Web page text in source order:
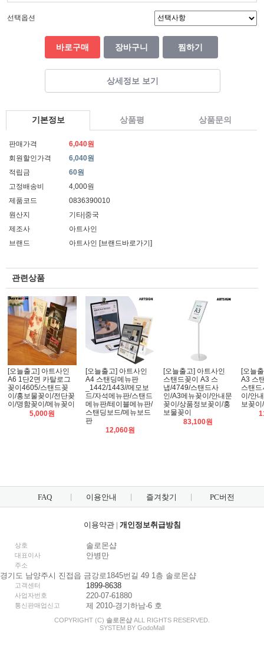
선택옵션
바로구매 장바구니 찜하기
상세정보 보기
기본정보 상품평 상품문의
판매가격
6,040원
회원할인가격
6,040원
적립금
60원
고정배송비
4,000원
제품코드
0836390010
원산지
기타|중국
제조사
아트사인
브랜드
아트사인 [브랜드바로가기]
관련상품
[오늘출고] 아트사인
A6 1단2면 카탈로그
꽂이4605/스탠드꽂
이/홍보물꽂이/전단꽂
이/명함꽂이/메뉴꽂이
5,000원
[오늘출고] 아트사인
A4 스탠딩메뉴판
_1442/1443//메모보
드/자석메뉴판/스탠드
메뉴판/테이블메뉴판/
스탠딩보드/메뉴보드
판
12,060원
[오늘출고] 아트사인
스탠드꽂이 A3 스
냅/4749/스탠드사
인/A3메뉴꽂이/안내문
꽂이/상품정보꽂이/홍
보물꽂이
83,100원
[오늘
A3 스
스탠
이/안
보꽂
FAQ 이용안내 즐겨찾기 PC버전
이용약관| 개인정보취급방침
상호 솔로몬샵
대표이사 안병만
주소
경기도 남양주시 진접읍 금강로1845번길 49 1층 솔로몬샵
고객센터 1899-8638
사업자번호 220-07-61880
통신판매업신고 제 2010-경기하남-6 호
COPYRIGHT (C) 솔로몬샵 ALL RIGHTS RESERVED.
SYSTEM BY GodoMall